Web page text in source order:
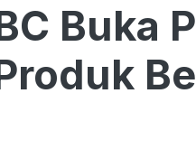
Buka